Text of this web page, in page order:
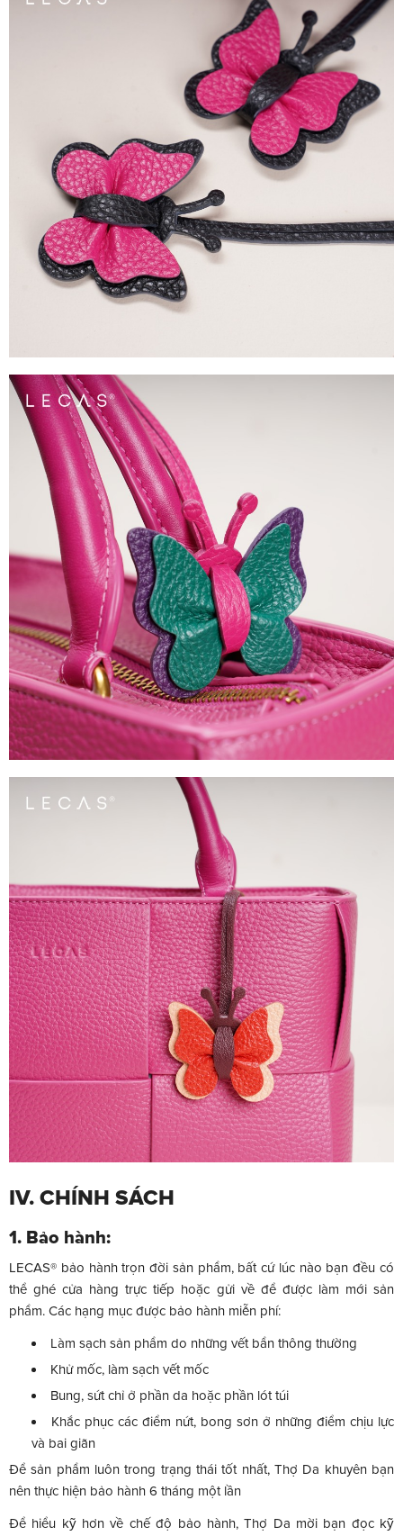
IV. CHÍNH SÁCH
1. Bảo hành:
LECAS® bảo hành trọn đời sản phẩm, bất cứ lúc nào bạn đều có
thể ghé cửa hàng trực tiếp hoặc gửi về để được làm mới sản
phẩm. Các hạng mục được bảo hành miễn phí:
Làm sạch sản phẩm do những vết bẩn thông thường
Khử mốc, làm sạch vết mốc
Bung, sứt chỉ ở phần da hoặc phần lót túi
Khắc phục các điểm nứt, bong sơn ở những điểm chịu lực
và bai giãn
Để sản phẩm luôn trong trạng thái tốt nhất, Thợ Da khuyên bạn
nên thực hiện bảo hành 6 tháng một lần
Để hiểu kỹ hơn về chế độ bảo hành, Thợ Da mời bạn đọc kỹ